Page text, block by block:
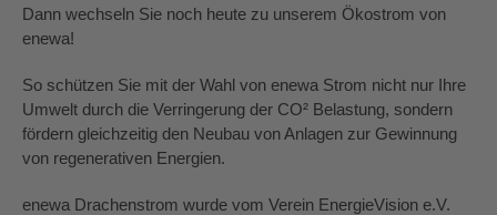
Dann wechseln Sie noch heute zu unserem Ökostrom von
enewa!
So schützen Sie mit der Wahl von enewa Strom nicht nur Ihre
Umwelt durch die Verringerung der CO² Belastung, sondern
fördern gleichzeitig den Neubau von Anlagen zur Gewinnung
von regenerativen Energien.
enewa Drachenstrom wurde vom Verein EnergieVision e.V.